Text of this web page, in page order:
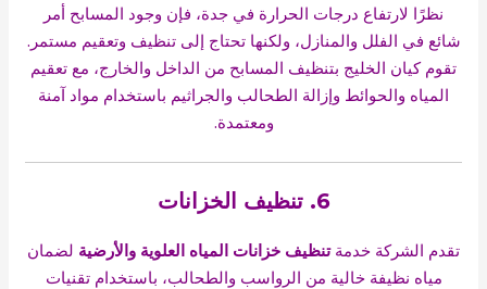
نظرًا لارتفاع درجات الحرارة في جدة، فإن وجود المسابح أمر
شائع في الفلل والمنازل، ولكنها تحتاج إلى تنظيف وتعقيم مستمر.
تقوم كيان الخليج بتنظيف المسابح من الداخل والخارج، مع تعقيم
المياه والحوائط وإزالة الطحالب والجراثيم باستخدام مواد آمنة
ومعتمدة.
6. تنظيف الخزانات
تقدم الشركة خدمةتنظيف خزانات المياه العلوية والأرضية لضمان
مياه نظيفة خالية من الرواسب والطحالب، باستخدام تقنيات